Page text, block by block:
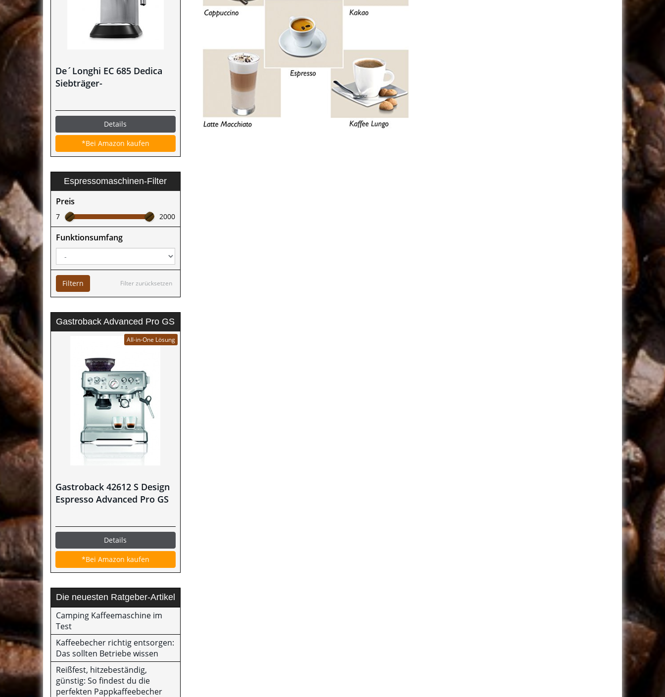
De´Longhi EC 685 Dedica
Siebträger-
Details
*Bei Amazon kaufen
Espressomaschinen-Filter
Preis
7 2000
Funktionsumfang
Filter zurücksetzen
Filtern
Gastroback Advanced Pro GS
All-in-One Lösung
Gastroback 42612 S Design
Espresso Advanced Pro GS
Details
*Bei Amazon kaufen
Die neuesten Ratgeber-Artikel
Camping Kaffeemaschine im
Test
Kaffeebecher richtig entsorgen:
Das sollten Betriebe wissen
Reißfest, hitzebeständig,
günstig: So findest du die
perfekten Pappkaffeebecher